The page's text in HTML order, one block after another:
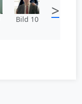
Bild 10 >